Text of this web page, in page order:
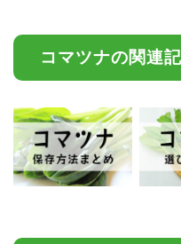
コマツナの関連